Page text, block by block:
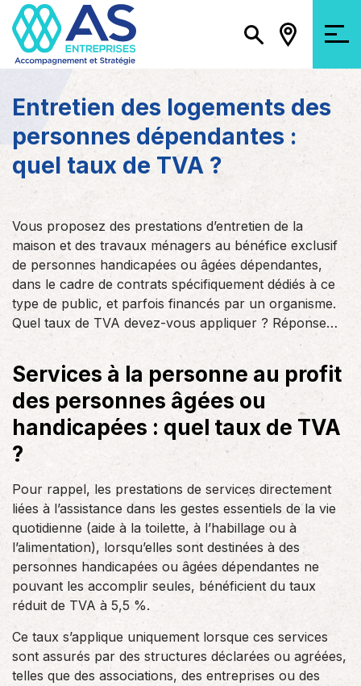
Entretien des logements des
personnes dépendantes :
quel taux de TVA ?
Vous proposez des prestations d’entretien de la
maison et des travaux ménagers au bénéfice exclusif
de personnes handicapées ou âgées dépendantes,
dans le cadre de contrats spécifiquement dédiés à ce
type de public, et parfois financés par un organisme.
Quel taux de TVA devez-vous appliquer ? Réponse…
Services à la personne au profit
des personnes âgées ou
handicapées : quel taux de TVA
?
Pour rappel, les prestations de services directement
liées à l’assistance dans les gestes essentiels de la vie
quotidienne (aide à la toilette, à l’habillage ou à
l’alimentation), lorsqu’elles sont destinées à des
personnes handicapées ou âgées dépendantes ne
pouvant les accomplir seules, bénéficient du taux
réduit de TVA à 5,5 %.
Ce taux s’applique uniquement lorsque ces services
sont assurés par des structures déclarées ou agréées,
telles que des associations, des entreprises ou des